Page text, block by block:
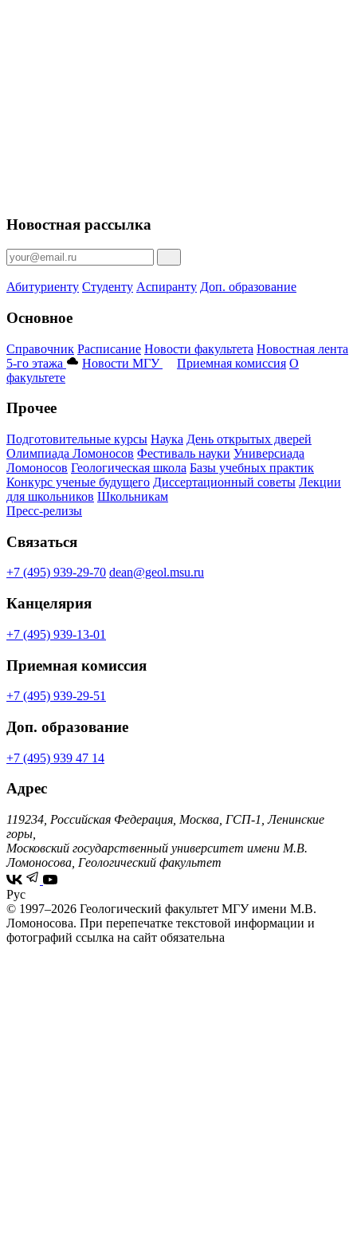
Новостная рассылка
Абитуриенту Студенту Аспиранту Доп. образование
Основное
Справочник Расписание Новости факультета Новостная лента
5-го этажа
Новости МГУ Приемная комиссия О
факультете
Прочее
Подготовительные курсы Наука День открытых дверей
Олимпиада Ломоносов Фестиваль науки Универсиада
Ломоносов Геологическая школа Базы учебных практик
Конкурс ученые будущего Диссертационный советы Лекции
для школьников Школьникам
Пресс-релизы
Связаться
+7 (495) 939-29-70 dean@geol.msu.ru
Канцелярия
+7 (495) 939-13-01
Приемная комиссия
+7 (495) 939-29-51
Доп. образование
+7 (495) 939 47 14
Адрес
119234, Российская Федерация, Москва, ГСП-1, Ленинские
горы,
Московский государственный университет имени М.В.
Ломоносова, Геологический факультет
Рус
© 1997–2026 Геологический факультет МГУ имени М.В.
Ломоносова. При перепечатке текстовой информации и
фотографий ссылка на сайт обязательна